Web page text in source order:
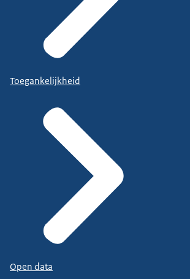
Toegankelijkheid
Open data